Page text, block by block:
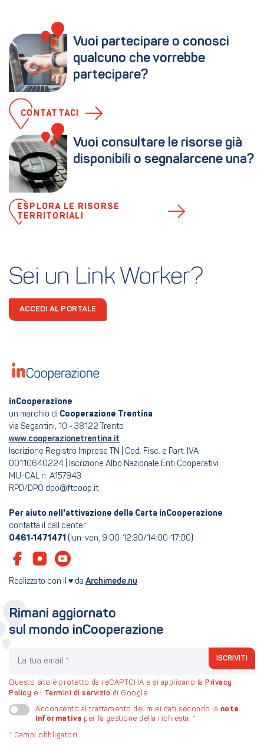
Vuoi partecipare o conosci
qualcuno che vorrebbe
partecipare?
CONTATTACI
Vuoi consultare le risorse già
disponibili o segnalarcene una?
ESPLORA LE RISORSE
TERRITORIALI
Sei un Link Worker?
ACCEDI AL PORTALE
inCooperazione
un marchio di Cooperazione Trentina
via Segantini, 10 - 38122 Trento
www.cooperazionetrentina.it
Iscrizione Registro Imprese TN | Cod. Fisc. e Part. IVA
00110640224 | Iscrizione Albo Nazionale Enti Cooperativi
MU-CAL n. A157943
RPD/DPO dpo@ftcoop.it
Per aiuto nell'attivazione della Carta inCooperazione
contatta il call center:
0461-1471471 (lun-ven, 9:00-12:30/14:00-17:00)
Realizzato con il ♥ da Archimede.nu
Rimani aggiornato
sul mondo inCooperazione
ISCRIVITI
Questo sito è protetto da reCAPTCHA e si applicano la Privacy
Policy e i Termini di servizio di Google.
Acconsento al trattamento dei miei dati secondo la nota
informativa per la gestione della richiesta. *
* Campi obbligatori